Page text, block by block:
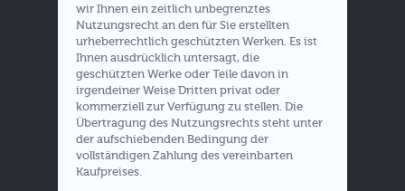
wir Ihnen ein zeitlich unbegrenztes
Nutzungsrecht an den für Sie erstellten
urheberrechtlich geschützten Werken. Es ist
Ihnen ausdrücklich untersagt, die
geschützten Werke oder Teile davon in
irgendeiner Weise Dritten privat oder
kommerziell zur Verfügung zu stellen. Die
Übertragung des Nutzungsrechts steht unter
der aufschiebenden Bedingung der
vollständigen Zahlung des vereinbarten
Kaufpreises.